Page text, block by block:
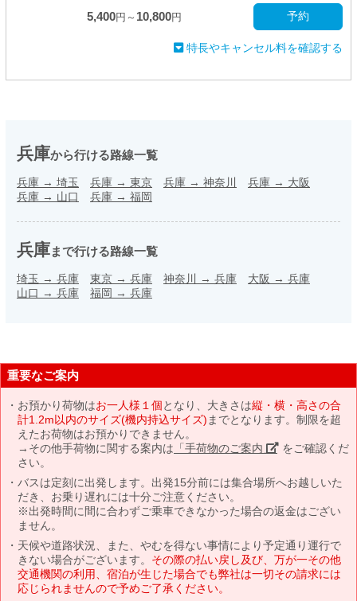
5,400円～ 10,800円 予約
特長やキャンセル料を確認する
兵庫から行ける路線一覧
兵庫 → 埼玉 兵庫 → 東京 兵庫 → 神奈川 兵庫 → 大阪
兵庫 → 山口 兵庫 → 福岡
兵庫まで行ける路線一覧
埼玉 → 兵庫 東京 → 兵庫 神奈川 → 兵庫 大阪 → 兵庫
山口 → 兵庫 福岡 → 兵庫
重要なご案内
お預かり荷物はお一人様１個となり、大きさは縦・横・高さの合
計1.2m以内のサイズ(機内持込サイズ)までとなります。制限を超
えたお荷物はお預かりできません。
→その他手荷物に関する案内は 「手荷物のご案内」 をご確認くだ
さい。
バスは定刻に出発します。出発15分前には集合場所へお越しいた
だき、お乗り遅れには十分ご注意ください。
※出発時間に間に合わずご乗車できなかった場合の返金はござい
ません。
天候や道路状況、また、やむを得ない事情により予定通り運行で
きない場合がございます。 その際の払い戻し及び、万が一その他
交通機関の利用、宿泊が生じた場合でも弊社は一切その請求には
応じられませんので予めご了承ください。